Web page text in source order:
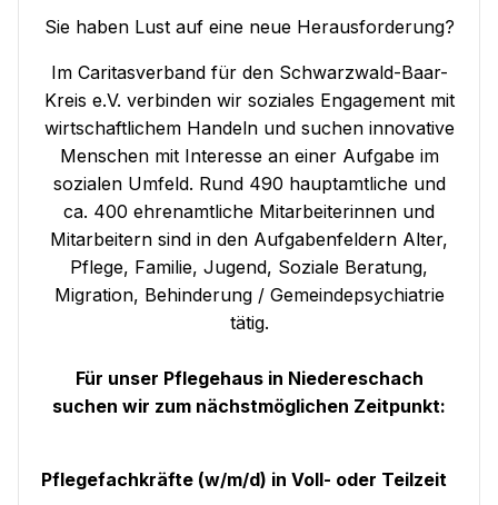
Sie haben Lust auf eine neue Herausforderung?
Im Caritasverband für den Schwarzwald-Baar-
Kreis e.V. verbinden wir soziales Engagement mit
wirtschaftlichem Handeln und suchen innovative
Menschen mit Interesse an einer Aufgabe im
sozialen Umfeld. Rund 490 hauptamtliche und
ca. 400 ehrenamtliche Mitarbeiterinnen und
Mitarbeitern sind in den Aufgabenfeldern Alter,
Pflege, Familie, Jugend, Soziale Beratung,
Migration, Behinderung / Gemeindepsychiatrie
tätig.
Für unser Pflegehaus in Niedereschach
suchen wir zum nächstmöglichen Zeitpunkt:
Pflegefachkräfte (w/m/d) in Voll- oder Teilzeit